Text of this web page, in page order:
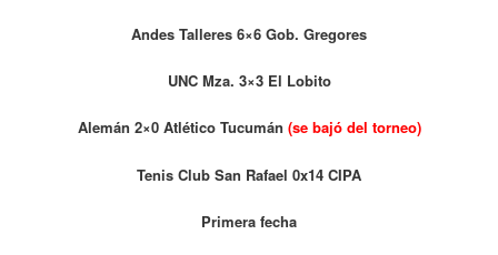
Andes Talleres 6×6 Gob. Gregores
UNC Mza. 3×3 El Lobito
Alemán 2×0 Atlético Tucumán (se bajó del torneo)
Tenis Club San Rafael 0x14 CIPA
Primera fecha